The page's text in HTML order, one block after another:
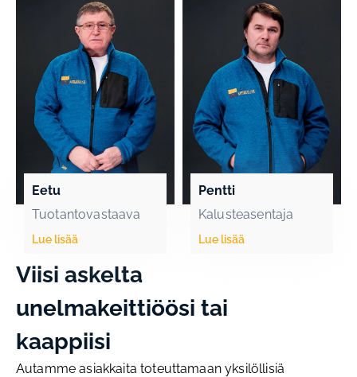
Eetu
Tuotantovastaava
Lue lisää
Pentti
Kalusteasentaja
Lue lisää
Viisi askelta
unelmakeittiöösi tai
kaappiisi
Autamme asiakkaita toteuttamaan yksilöllisiä